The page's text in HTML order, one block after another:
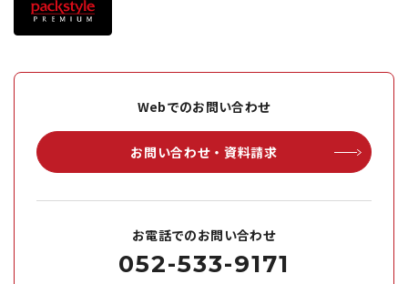
Webでのお問い合わせ
お問い合わせ・資料請求
お電話でのお問い合わせ
052-533-9171